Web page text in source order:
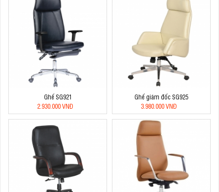
Ghế SG921
2.930.000 VNĐ
Ghế giám đốc SG925
3.980.000 VNĐ